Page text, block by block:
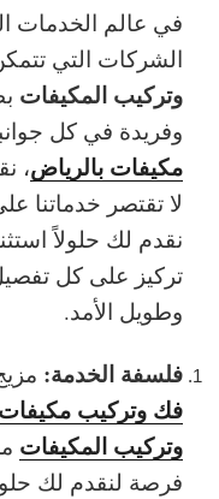
في عالم الخدمات
الشركات التي
وتركيب المكيفات
وفريدة في كل
مكيفات بالرياض،
لا تقتصر خدماتنا
نقدم لك حلولاً
تركيز على كل
وطويل الأمد.
فلسفة الخدمة:
فك وتركيب
وتركيب المكيفات
فرصة لنقدم لك